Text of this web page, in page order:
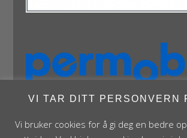
VI TAR DITT PERSONVERN
Vi bruker cookies for å gi deg en bedre